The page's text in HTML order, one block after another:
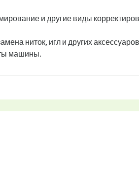
и другие виды
ниток, игл и других
машины.